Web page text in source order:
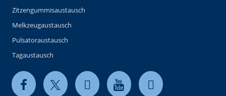
Zitzengummisaustausch
Melkzeugaustausch
Pulsatoraustausch
Tagaustausch